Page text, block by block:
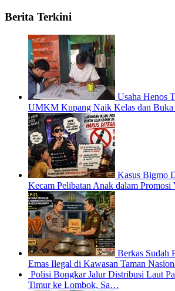
Berita Terkini
Usaha Henos
UMKM Kupang Naik Kelas dan Buka
Kasus Bigmo
Kecam Pelibatan Anak dalam Promosi
Berkas Sudah
Emas Ilegal di Kawasan Taman
Polisi Bongkar Jalur Distribusi Laut
Timur ke Lombok, Sa…